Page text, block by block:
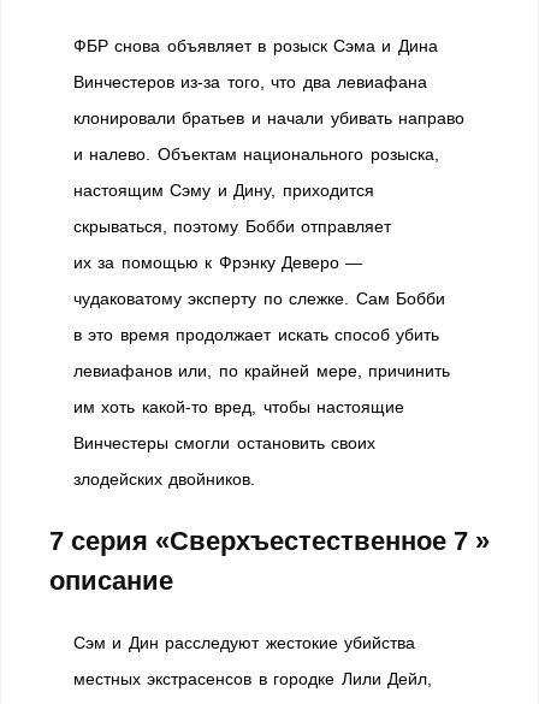
ФБР снова объявляет в розыск Сэма и Дина
Винчестеров из-за того, что два левиафана
клонировали братьев и начали убивать направо
и налево. Объектам национального розыска,
настоящим Сэму и Дину, приходится
скрываться, поэтому Бобби отправляет
их за помощью к Фрэнку Деверо —
чудаковатому эксперту по слежке. Сам Бобби
в это время продолжает искать способ убить
левиафанов или, по крайней мере, причинить
им хоть какой-то вред, чтобы настоящие
Винчестеры смогли остановить своих
злодейских двойников.
7 серия «Сверхъестественное 7 »
описание
Сэм и Дин расследуют жестокие убийства
местных экстрасенсов в городке Лили Дейл,